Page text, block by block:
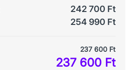
242 700 Ft
254 990 Ft
237 600 Ft
237 600 Ft